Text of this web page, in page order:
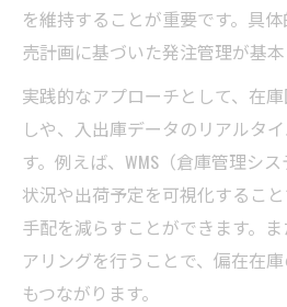
を維持することが重要です。具
売計画に基づいた発注管理が基本
実践的なアプローチとして、在
しや、入出庫データのリアルタ
す。例えば、WMS（倉庫管理シ
状況や出荷予定を可視化するこ
手配を減らすことができます。
アリングを行うことで、偏在在
もつながります。